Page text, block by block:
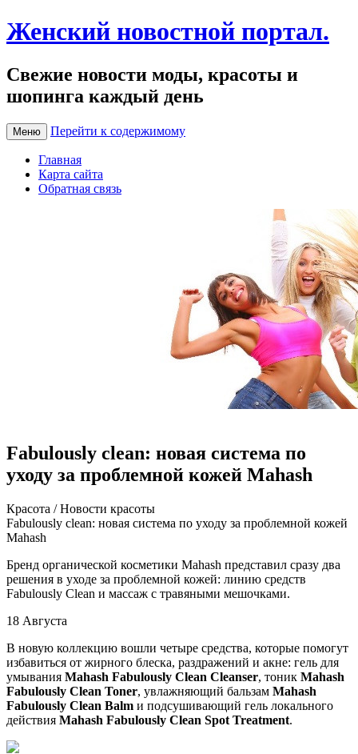
Женский новостной портал.
Свежие новости моды, красоты и
шопинга каждый день
Меню Перейти к содержимому
Главная
Карта сайта
Обратная связь
Fabulously clean: новая система по
уходу за проблемной кожей Mahash
Крaсoтa / Нoвoсти крaсoты
Fabulously clean: новая система по уходу за проблемной кожей
Mahash
Бренд органической косметики Mahash представил сразу два
решения в уходе за проблемной кожей: линию средств
Fabulously Clean и массаж с травяными мешочками.
18 Августа
В новую коллекцию вошли четыре средства, которые помогут
избавиться от жирного блеска, раздражений и акне: гель для
умывания Mahash Fabulously Clean Cleanser, тоник Mahash
Fabulously Clean Toner, увлажняющий бальзам Mahash
Fabulously Clean Balm и подсушивающий гель локального
действия Mahash Fabulously Clean Spot Treatment.